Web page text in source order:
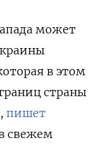
может
в этом
страны
пишет
свежем